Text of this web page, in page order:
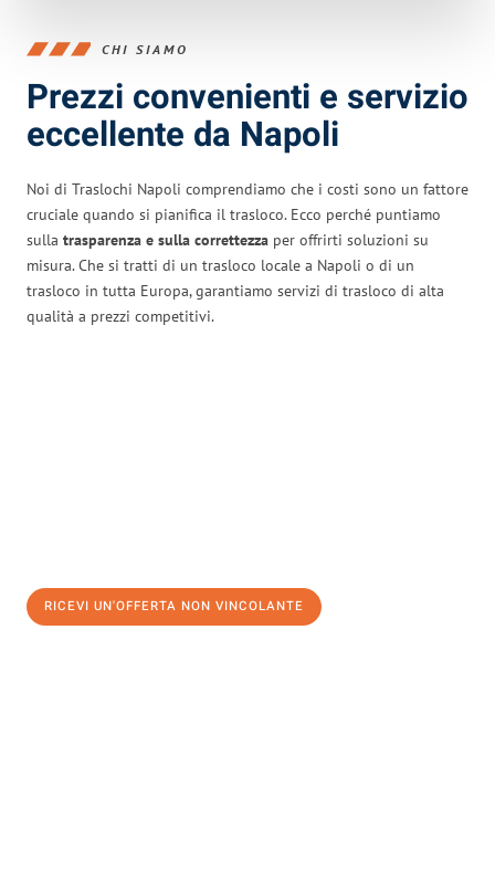
CHI SIAMO
Prezzi convenienti e servizio
eccellente da Napoli
Noi di Traslochi Napoli comprendiamo che i costi sono un fattore
cruciale quando si pianifica il trasloco. Ecco perché puntiamo
sulla trasparenza e sulla correttezza per offrirti soluzioni su
misura. Che si tratti di un trasloco locale a Napoli o di un
trasloco in tutta Europa, garantiamo servizi di trasloco di alta
qualità a prezzi competitivi.
RICEVI UN'OFFERTA NON VINCOLANTE